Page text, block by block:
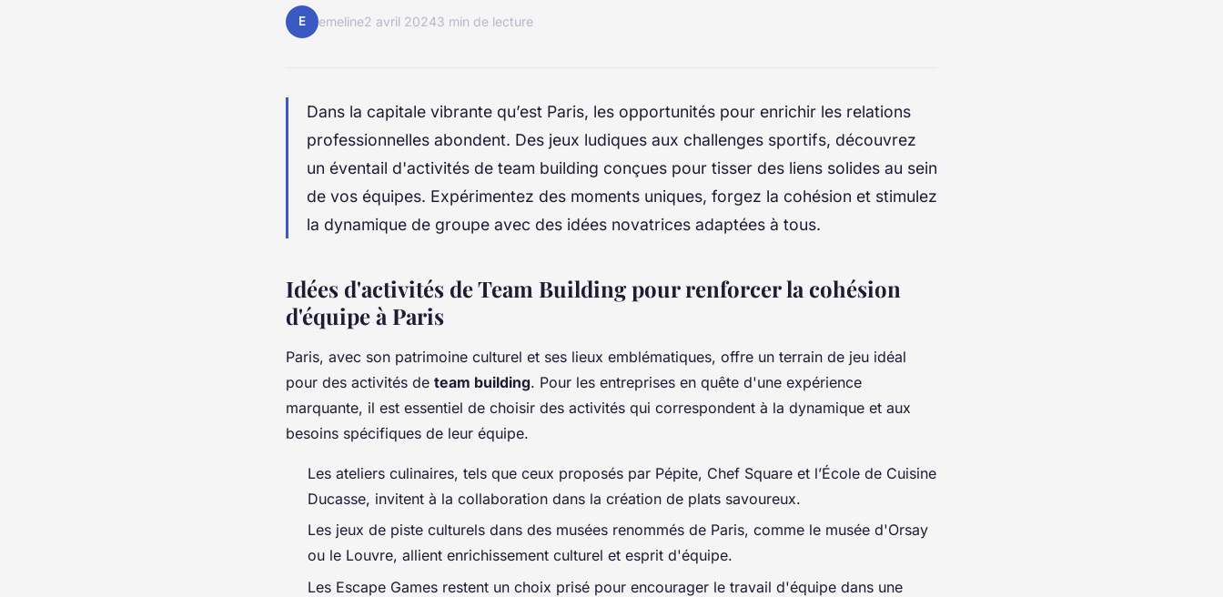
E emeline2 avril 20243 min de lecture
Dans la capitale vibrante qu’est Paris, les opportunités pour enrichir les relations
professionnelles abondent. Des jeux ludiques aux challenges sportifs, découvrez
un éventail d'activités de team building conçues pour tisser des liens solides au sein
de vos équipes. Expérimentez des moments uniques, forgez la cohésion et stimulez
la dynamique de groupe avec des idées novatrices adaptées à tous.
Idées d'activités de Team Building pour renforcer la cohésion
d'équipe à Paris
Paris, avec son patrimoine culturel et ses lieux emblématiques, offre un terrain de jeu idéal
pour des activités de team building. Pour les entreprises en quête d'une expérience
marquante, il est essentiel de choisir des activités qui correspondent à la dynamique et aux
besoins spécifiques de leur équipe.
Les ateliers culinaires, tels que ceux proposés par Pépite, Chef Square et l’École de Cuisine
Ducasse, invitent à la collaboration dans la création de plats savoureux.
Les jeux de piste culturels dans des musées renommés de Paris, comme le musée d'Orsay
ou le Louvre, allient enrichissement culturel et esprit d'équipe.
Les Escape Games restent un choix prisé pour encourager le travail d'équipe dans une